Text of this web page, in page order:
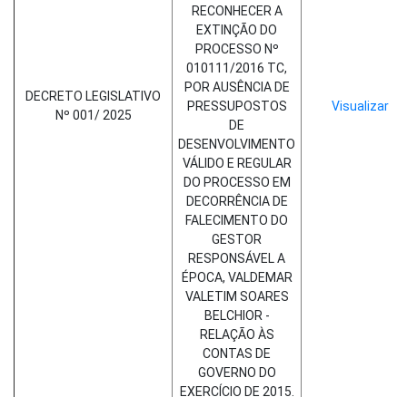
DECRETO LEGISLATIVO
Nº 001/ 2025
RECONHECER A
EXTINÇÃO DO
PROCESSO Nº
010111/2016 TC,
POR AUSÊNCIA DE
PRESSUPOSTOS
DE
DESENVOLVIMENTO
VÁLIDO E REGULAR
DO PROCESSO EM
DECORRÊNCIA DE
FALECIMENTO DO
GESTOR
RESPONSÁVEL A
ÉPOCA, VALDEMAR
VALETIM SOARES
BELCHIOR -
RELAÇÃO ÀS
CONTAS DE
GOVERNO DO
EXERCÍCIO DE 2015.
Visualizar